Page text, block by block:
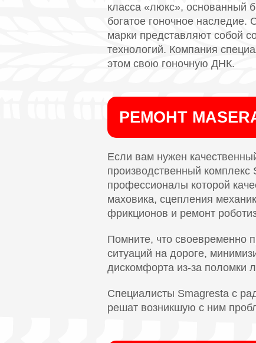
класса «люкс», основанный
богатое гоночное наследие.
марки представляют собой
технологий. Компания
этом свою гоночную ДНК.
РЕМОНТ
Если вам нужен
производственный
профессионалы которой
маховика, сцепления
фрикционов и ремонт
Помните, что своевременно
ситуаций на дороге,
дискомфорта из-за поломки
Специалисты Smagresta с
решат возникшую с ним